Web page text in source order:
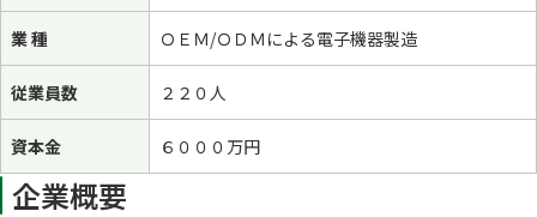
業 種 ＯＥＭ/ＯＤＭによる電子機器製造
従業員数 ２２０人
資本金 ６０００万円
企業概要